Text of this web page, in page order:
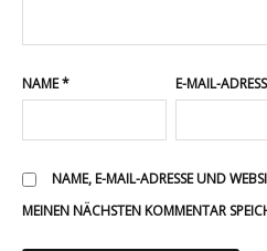
NAME* E-MAIL-
NAME, E-MAIL-ADRESSE UND
MEINEN NÄCHSTEN KOMMENTAR